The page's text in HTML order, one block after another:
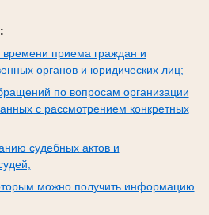
приема граждан и
органов и юридических лиц;
по вопросам организации
с рассмотрением конкретных
судебных актов и
можно получить информацию